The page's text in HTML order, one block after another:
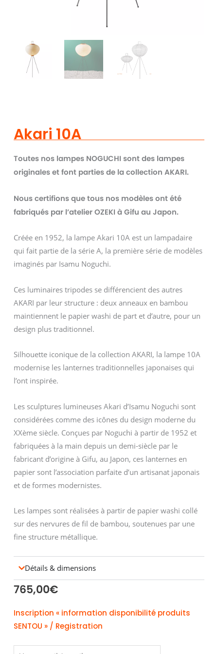
Akari 10A
Toutes nos lampes NOGUCHI sont des lampes
originales et font parties de la collection AKARI.
Nous certifions que tous nos modèles ont été
fabriqués par l’atelier OZEKI à Gifu au Japon.
Créée en 1952, la lampe Akari 10A est un lampadaire
qui fait partie de la série A, la première série de modèles
imaginés par Isamu Noguchi.
Ces luminaires tripodes se différencient des autres
AKARI par leur structure : deux anneaux en bambou
maintiennent le papier washi de part et d’autre, pour un
design plus traditionnel.
Silhouette iconique de la collection AKARI, la lampe 10A
modernise les lanternes traditionnelles japonaises qui
l’ont inspirée.
Les sculptures lumineuses Akari d’Isamu Noguchi sont
considérées comme des icônes du design moderne du
XXème siècle. Conçues par Noguchi à partir de 1952 et
fabriquées à la main depuis un demi-siècle par le
fabricant d’origine à Gifu, au Japon, ces lanternes en
papier sont l’association parfaite d’un artisanat japonais
et de formes modernistes.
Les lampes sont réalisées à partir de papier washi collé
sur des nervures de fil de bambou, soutenues par une
fine structure métallique.
Détails & dimensions
765,00€
Inscription « information disponibilité produits
SENTOU » / Registration